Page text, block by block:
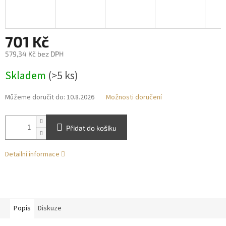
701 Kč
579,34 Kč bez DPH
cena:
Skladem (>5 ks)
Můžeme doručit do: 10.8.2026 Možnosti doručení
Přidat do košíku
Detailní informace
Popis Diskuze